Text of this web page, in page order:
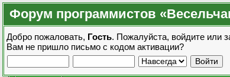
Форум программистов
Добро пожаловать, Гость. Пожалуйста, войдите или
Вам не пришло письмо с кодом активации?